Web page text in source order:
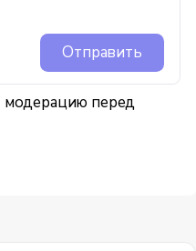
Отправить
модерацию перед